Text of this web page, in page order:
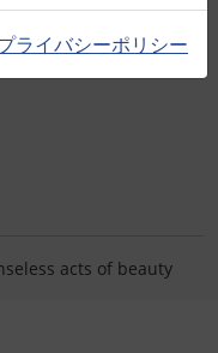
acts of beauty
ライバシーポリシー